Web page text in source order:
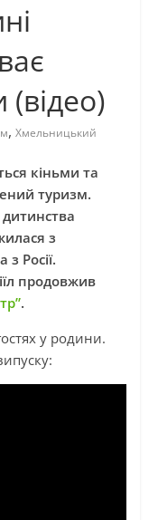
, Хмельницький
кіньми та
туризм.
з
Росії.
продовжив
.
у родини.